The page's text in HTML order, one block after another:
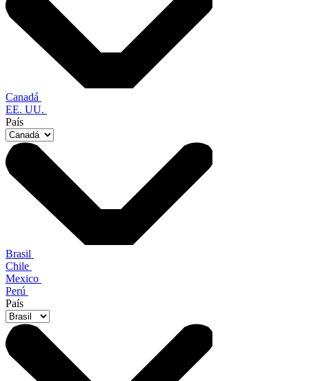
Canadá
EE. UU.
País
Brasil
Chile
Mexico
Perú
País